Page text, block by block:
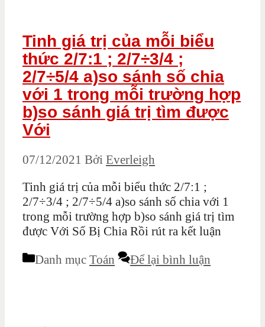
Tinh giá trị của mỗi biểu
thức 2/7:1 ; 2/7÷3/4 ;
2/7÷5/4 a)so sánh số chia
với 1 trong mỗi trường hợp
b)so sánh giá trị tìm được
Với
07/12/2021 Bởi Everleigh
Tinh giá trị của mỗi biểu thức 2/7:1 ;
2/7÷3/4 ; 2/7÷5/4 a)so sánh số chia với 1
trong mỗi trường hợp b)so sánh giá trị tìm
được Với Số Bị Chia Rồi rút ra kết luận
Danh mục Toán Để lại bình luận